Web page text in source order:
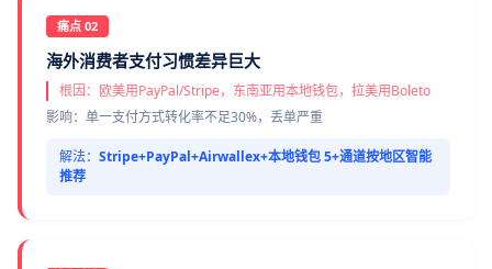
痛点 02
海外消费者支付习惯差异巨大
根因：欧美用PayPal/Stripe，东南亚用本地钱包，拉美用Boleto
影响：单一支付方式转化率不足30%，丢单严重
解法： Stripe+PayPal+Airwallex+本地钱包 5+通道按地区智能
推荐